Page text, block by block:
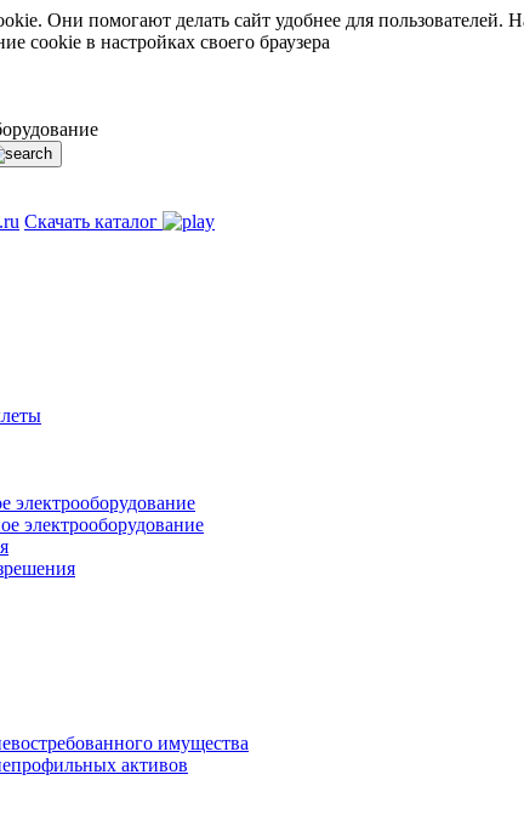
Они помогают делать сайт удобнее для пользователей.
cookie в настройках своего браузера
Скачать каталог
электрооборудование
электрооборудование
имущества
активов